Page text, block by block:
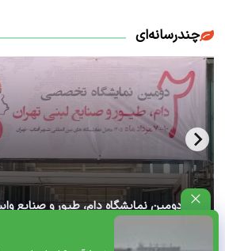
چندرسانه‌ای
آغاز دومین نمایشگاه دام، طیور و صنایع